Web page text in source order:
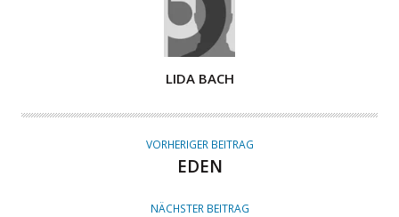
T
LIDA BACH
VORHERIGER BEITRAG
EDEN
NÄCHSTER BEITRAG